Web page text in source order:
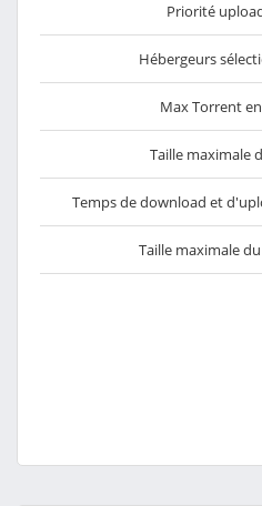
Priorité
Hébergeurs
Max Torrent
Taille maximale
Temps de download et
Taille maximale